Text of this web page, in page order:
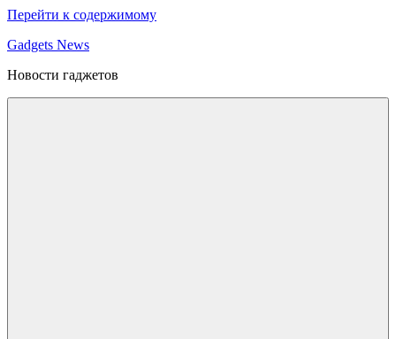
Перейти к содержимому
Gadgets News
Новости гаджетов